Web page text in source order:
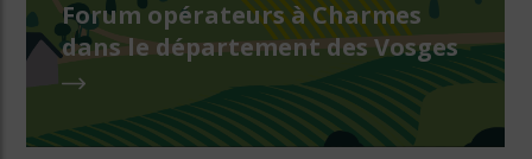
Forum opérateurs à Charmes
dans le département des Vosges